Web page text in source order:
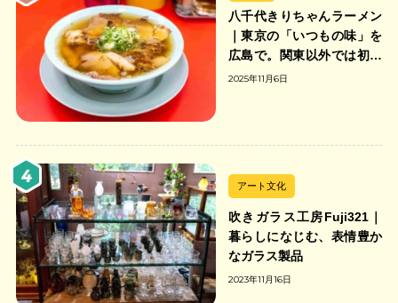
八千代きりちゃんラーメン
｜東京の「いつもの味」を
広島で。関東以外では初の
「ちゃんのれん組合」加盟
2025年11月6日
アート文化
吹きガラス工房Fuji321｜
暮らしになじむ、表情豊か
なガラス製品
2023年11月16日